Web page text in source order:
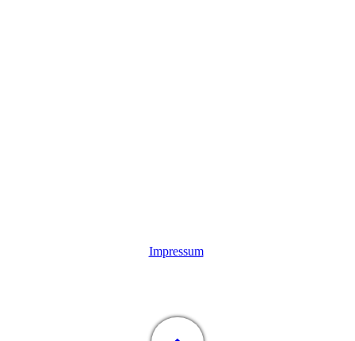
Impressum